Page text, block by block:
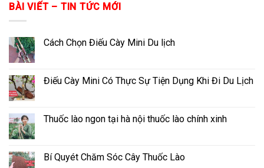
BÀI VIẾT – TIN TỨC MỚI
Cách Chọn Điếu Cày Mini Du lịch
Điếu Cày Mini Có Thực Sự Tiện Dụng Khi Đi Du Lịch
Thuốc lào ngon tại hà nội thuốc lào chính xinh
Bí Quyét Chăm Sóc Cây Thuốc Lào